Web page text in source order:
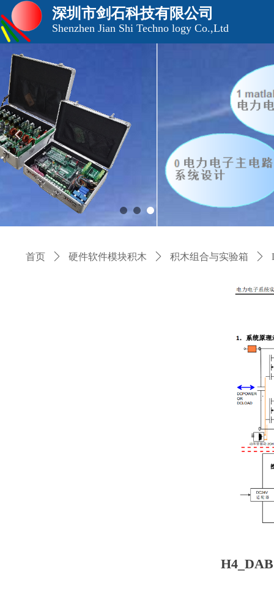
深圳市剑石科技有限公司
Shenzhen Jian Shi Techno logy Co.,Ltd
넳
首页 ꄲ 硬件软件模块积木 ꄲ 积木组合与实验箱 ꄲ